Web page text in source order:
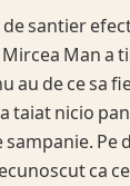
santier
Man a
au de ce sa
taiat nicio
Pe
ca